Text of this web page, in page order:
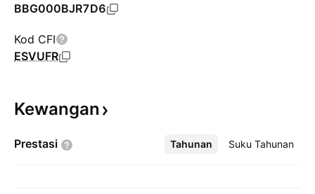
BBG000BJR7D6
Kod CFI
ESVUFR
Kewangan
Prestasi Tahunan Suku Tahunan
Lebih